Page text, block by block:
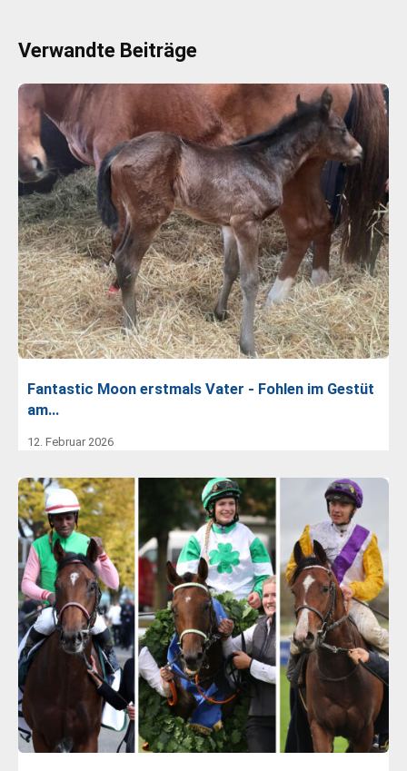
Verwandte Beiträge
Fantastic Moon erstmals Vater - Fohlen im Gestüt
am…
12. Februar 2026